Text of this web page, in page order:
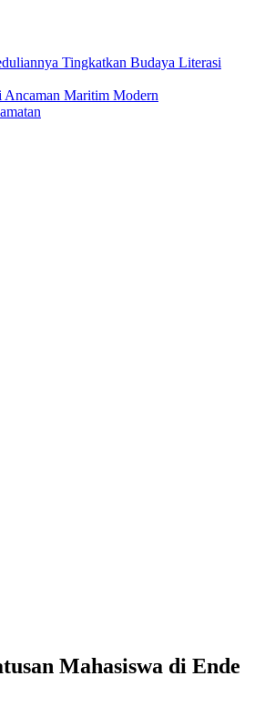
Tingkatkan Budaya Literasi
Ancaman Maritim Modern
Mahasiswa di Ende